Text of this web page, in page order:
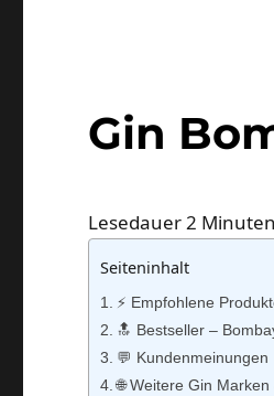
Gin
Lesedauer2 Minuten
Seiteninhalt
⚡️ Empfohlene
🔝 Bestseller –
💬 Kundenmeinungen
🌐 Weitere Gin